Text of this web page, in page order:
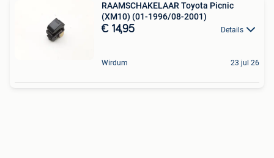
RAAMSCHAKELAAR Toyota Picnic
(XM10) (01-1996/08-2001)
€ 14,95 Details
Wirdum 23 jul 26